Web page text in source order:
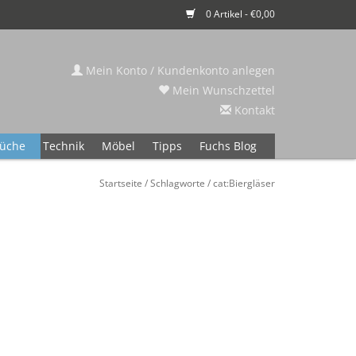
0 Artikel - €0,00
Technik Möbel Tipps Fuchs Blog
Mein Konto / Kundenkonto anlegen
Mein Wunschzettel
Kontakt
Startseite /Schlagworte /cat:Biergläser